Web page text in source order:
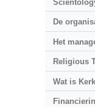
De
Het
Religious
Wat is